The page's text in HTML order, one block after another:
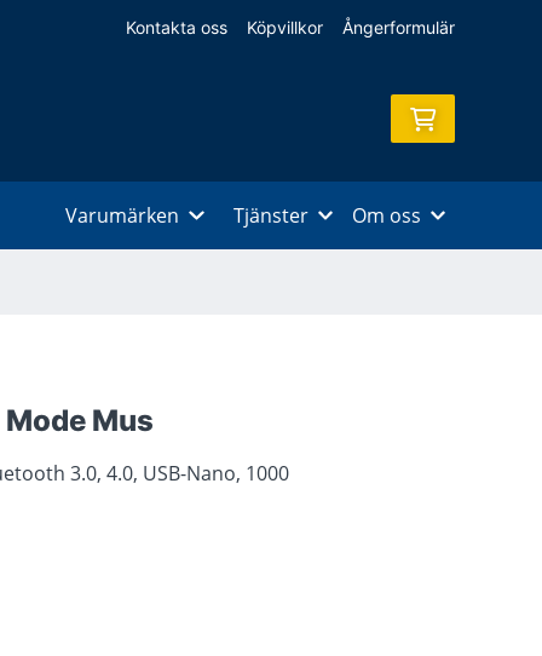
Kontakta oss Köpvillkor Ångerformulär
Varumärken Tjänster Om oss
Mus
3.0, 4.0, USB-Nano, 1000